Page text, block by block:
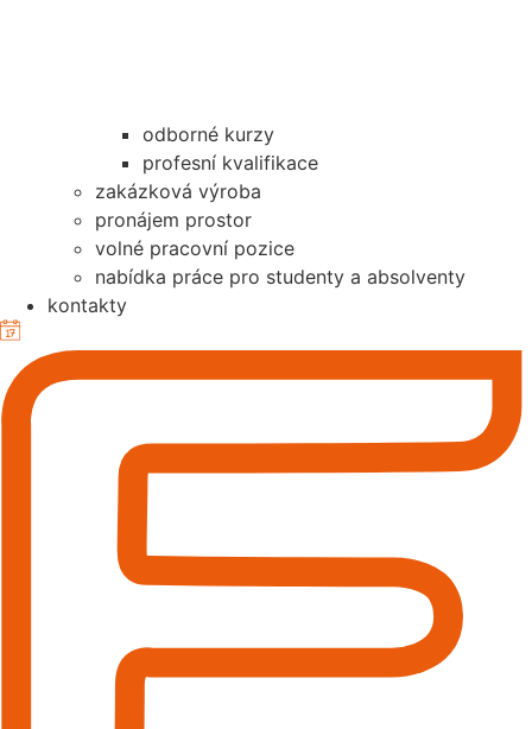
odborné kurzy
profesní kvalifikace
zakázková výroba
pronájem prostor
volné pracovní pozice
nabídka práce pro studenty a absolventy
kontakty